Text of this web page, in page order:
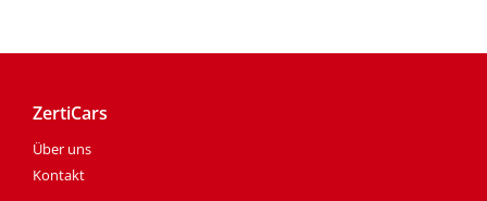
ZertiCars
Über uns
Kontakt